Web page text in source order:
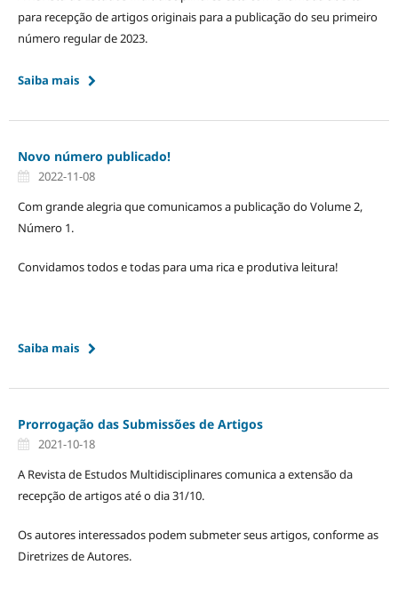
para recepção de artigos originais para a publicação do seu primeiro
número regular de 2023.
Saiba mais
Novo número publicado!
2022-11-08
Com grande alegria que comunicamos a publicação do Volume 2,
Número 1.
Convidamos todos e todas para uma rica e produtiva leitura!
Saiba mais
Prorrogação das Submissões de Artigos
2021-10-18
A Revista de Estudos Multidisciplinares comunica a extensão da
recepção de artigos até o dia 31/10.
Os autores interessados podem submeter seus artigos, conforme as
Diretrizes de Autores.